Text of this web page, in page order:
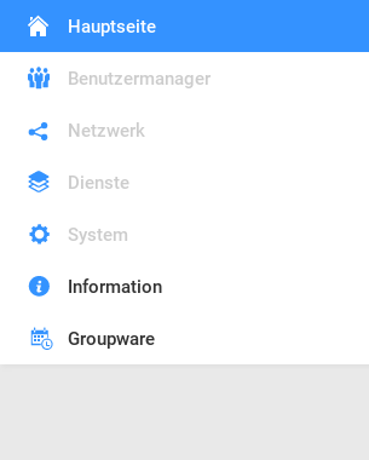
Hauptseite
Benutzermanager
Netzwerk
Dienste
System
Information
Groupware